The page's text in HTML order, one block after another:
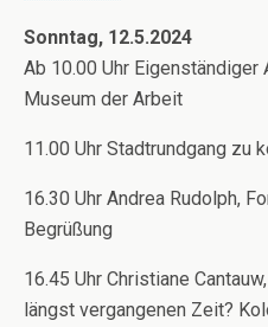
Sonntag, 12.5.2024
Ab 10.00 Uhr
Museum der Arbeit
11.00 Uhr Stadtrundgang zu
16.30 Uhr Andrea Rudolph,
Begrüßung
16.45 Uhr Christiane
längst vergangenen Zeit?